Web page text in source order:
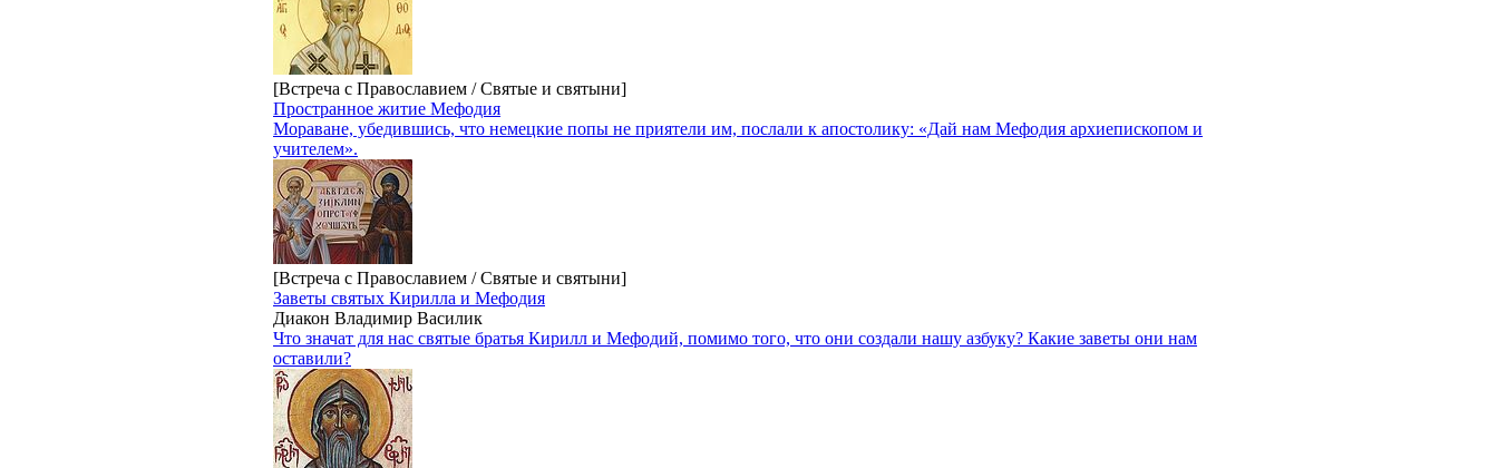
[Встреча с Православием / Святые и святыни]
Пространное житие Мефодия
Мораване, убедившись, что немецкие попы не приятели им, послали к апостолику: «Дай нам Мефодия архиепископом и
учителем».
[Встреча с Православием / Святые и святыни]
Заветы святых Кирилла и Мефодия
Диакон Владимир Василик
Что значат для нас святые братья Кирилл и Мефодий, помимо того, что они создали нашу азбуку? Какие заветы они нам
оставили?